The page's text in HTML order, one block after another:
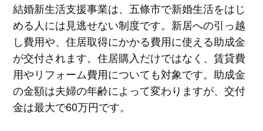
結婚新生活支援事業は、五條市で新婚生活をはじ
める人には見逃せない制度です。新居への引っ越
し費用や、住居取得にかかる費用に使える助成金
が交付されます。住居購入だけではなく、賃貸費
用やリフォーム費用についても対象です。助成金
の金額は夫婦の年齢によって変わりますが、交付
金は最大で60万円です。